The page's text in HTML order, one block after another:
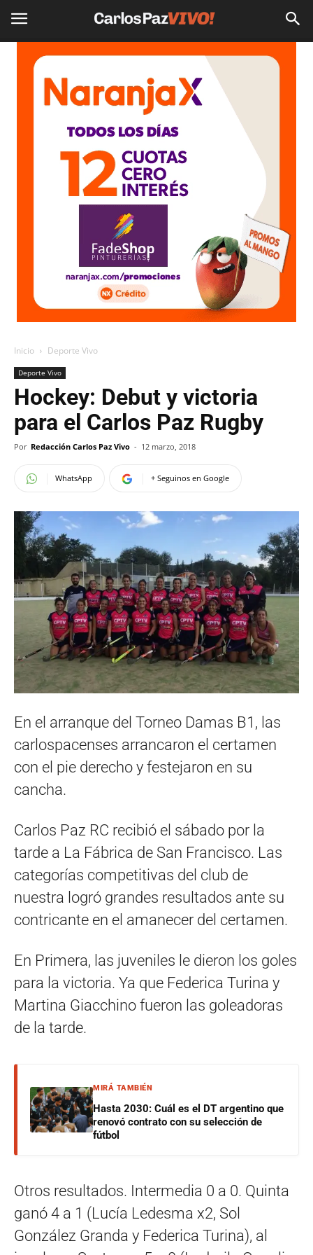
Inicio Deporte Vivo
Deporte Vivo
Hockey: Debut y victoria
para el Carlos Paz Rugby
Por Redacción Carlos Paz Vivo - 12 marzo, 2018
WhatsApp + Seguinos en Google
En el arranque del Torneo Damas B1, las
carlospacenses arrancaron el certamen
con el pie derecho y festejaron en su
cancha.
Carlos Paz RC recibió el sábado por la
tarde a La Fábrica de San Francisco. Las
categorías competitivas del club de
nuestra logró grandes resultados ante su
contricante en el amanecer del certamen.
En Primera, las juveniles le dieron los goles
para la victoria. Ya que Federica Turina y
Martina Giacchino fueron las goleadoras
de la tarde.
MIRÁ TAMBIÉN
Hasta 2030: Cuál es el DT argentino que
renovó contrato con su selección de
fútbol
Otros resultados. Intermedia 0 a 0. Quinta
ganó 4 a 1 (Lucía Ledesma x2, Sol
González Granda y Federica Turina), al